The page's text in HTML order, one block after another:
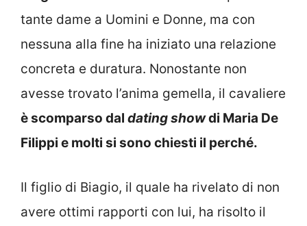
tante dame a Uomini e Donne, ma con
nessuna alla fine ha iniziato una relazione
concreta e duratura. Nonostante non
avesse trovato l’anima gemella, il cavaliere
è scomparso dal dating showdi Maria De
Filippi e molti si sono chiesti il perché.
Il figlio di Biagio, il quale ha rivelato di non
avere ottimi rapporti con lui, ha risolto il